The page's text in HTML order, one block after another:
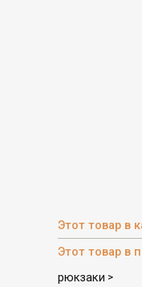
Этот товар в
Этот товар в
рюкзаки >